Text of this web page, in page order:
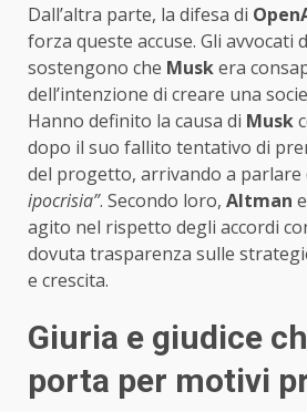
Dall’altra parte, la difesa di
forza queste accuse. Gli avvocati
sostengono che Muskera
dell’intenzione di creare una
Hanno definito la causa di Musk
dopo il suo fallito tentativo di
del progetto, arrivando a parlare
ipocrisia”. Secondo loro, Altman
agito nel rispetto degli accordi
dovuta trasparenza sulle
e crescita.
Giuria e giudice
porta per motivi